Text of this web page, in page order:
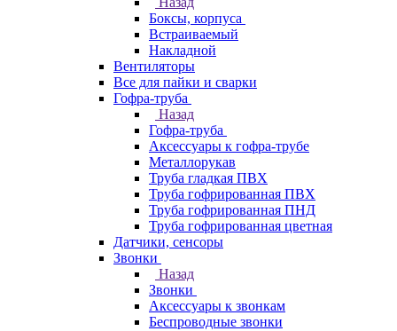
Боксы, корпуса
Встраиваемый
Накладной
Вентиляторы
Все для пайки и сварки
Гофра-труба
Назад
Гофра-труба
Аксессуары к гофра-трубе
Металлорукав
Труба гладкая ПВХ
Труба гофрированная ПВХ
Труба гофрированная ПНД
Труба гофрированная цветная
Датчики, сенсоры
Звонки
Назад
Звонки
Аксессуары к звонкам
Беспроводные звонки